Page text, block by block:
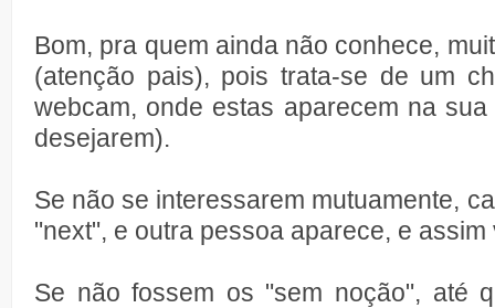
Bom, pra quem ainda não conhece,
(atenção pais), pois trata-se de um
webcam, onde estas aparecem na
desejarem).
Se não se interessarem mutuamente,
"next", e outra pessoa aparece, e assim
Se não fossem os "sem noção", até